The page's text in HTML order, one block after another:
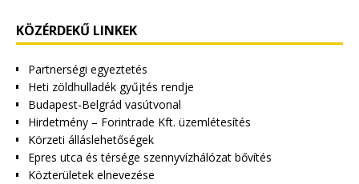
KÖZÉRDEKŰ LINKEK
Partnerségi egyeztetés
Heti zöldhulladék gyűjtés rendje
Budapest-Belgrád vasútvonal
Hirdetmény – Forintrade Kft. üzemlétesítés
Körzeti álláslehetőségek
Epres utca és térsége szennyvízhálózat bővítés
Közterületek elnevezése